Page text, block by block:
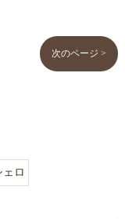
次のページ >
ェロ